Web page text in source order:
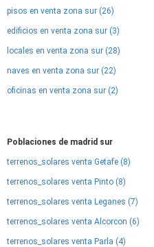
pisos en venta zona sur (26)
edificios en venta zona sur (3)
locales en venta zona sur (28)
naves en venta zona sur (22)
oficinas en venta zona sur (2)
Poblaciones de madrid sur
terrenos_solares venta Getafe (8)
terrenos_solares venta Pinto (8)
terrenos_solares venta Leganes (7)
terrenos_solares venta Alcorcon (6)
terrenos_solares venta Parla (4)